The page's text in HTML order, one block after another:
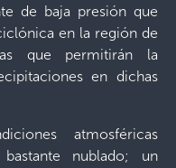
de baja presión que
en la región de
que permitirán la
en dichas
atmosféricas
nublado; un